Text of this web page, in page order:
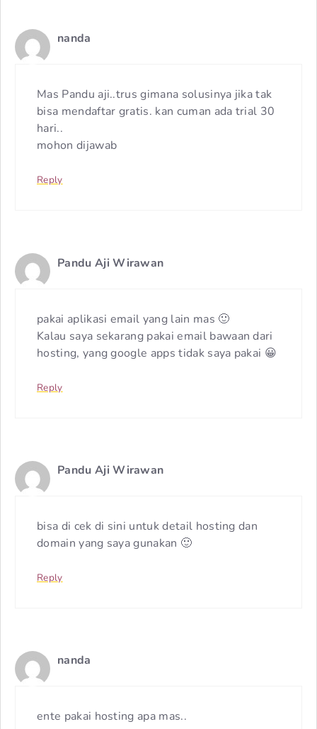
nanda
Mas Pandu aji..trus gimana solusinya jika tak
bisa mendaftar gratis. kan cuman ada trial 30
hari..
mohon dijawab
Reply
Pandu Aji Wirawan
pakai aplikasi email yang lain mas 🙂
Kalau saya sekarang pakai email bawaan dari
hosting, yang google apps tidak saya pakai 😀
Reply
Pandu Aji Wirawan
bisa di cek di sini untuk detail hosting dan
domain yang saya gunakan 🙂
Reply
nanda
ente pakai hosting apa mas..